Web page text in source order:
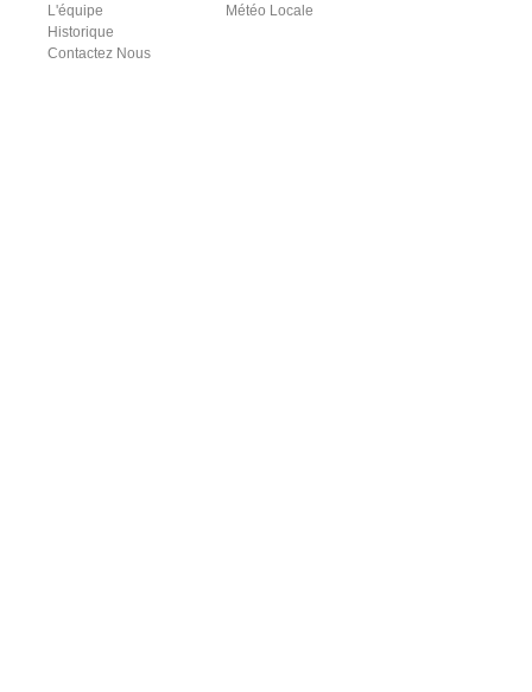
L'équipe
Historique
Contactez Nous
Météo Locale